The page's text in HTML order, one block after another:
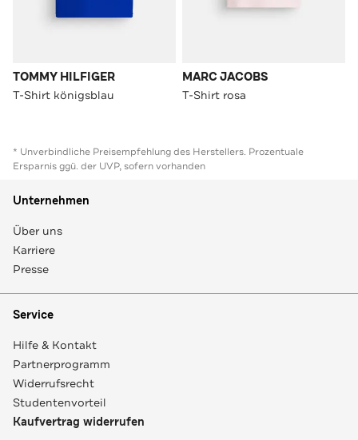
TOMMY HILFIGER
T-Shirt königsblau
MARC JACOBS
T-Shirt rosa
* Unverbindliche Preisempfehlung des Herstellers. Prozentuale
Ersparnis ggü. der UVP, sofern vorhanden
Unternehmen
Über uns
Karriere
Presse
Service
Hilfe & Kontakt
Partnerprogramm
Widerrufsrecht
Studentenvorteil
Kaufvertrag widerrufen